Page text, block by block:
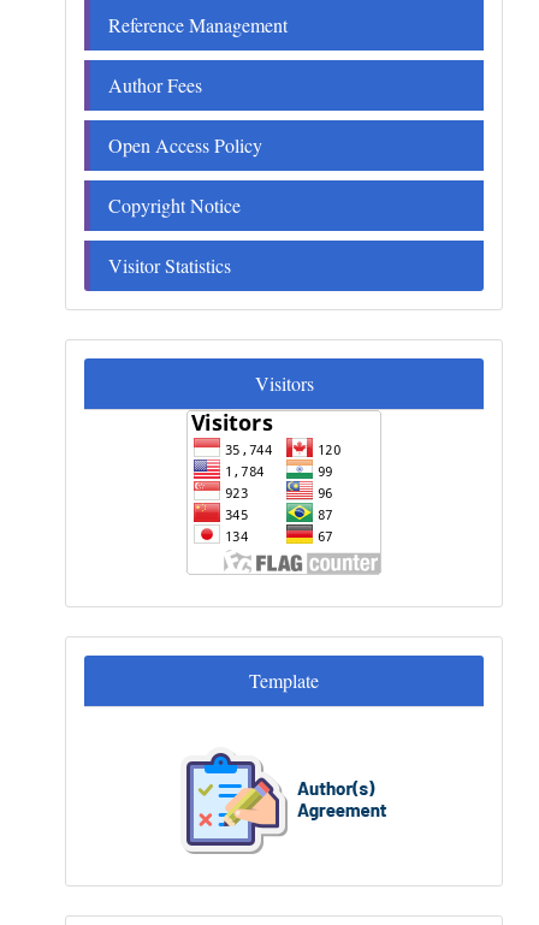
Reference Management
Author Fees
Open Access Policy
Copyright Notice
Visitor Statistics
Visitors Visitors
TemplateTemplate